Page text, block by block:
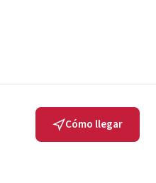
Cómo llegar